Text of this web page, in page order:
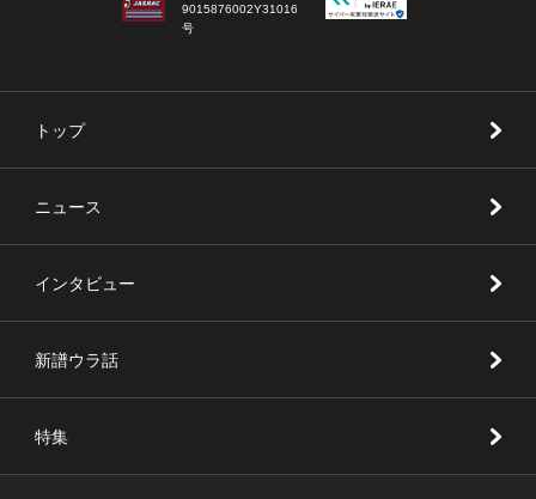
9015876002Y31016
号
トップ
ニュース
インタビュー
新譜ウラ話
特集